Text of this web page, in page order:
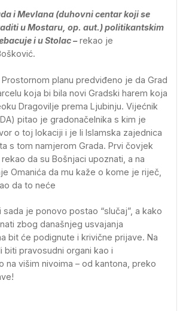
i Mevlana (duhovni centar koji se
u Mostaru, op. aut.) politikantskim
i u Stolac –rekao je
planu predviđeno je da Grad
koja bi bila novi Gradski harem koja
Dragovilje prema Ljubinju. Vijećnik
pitao je gradonačelnika s kim je
o toj lokaciji i je li Islamska zajednica
s tom namjerom Grada. Prvi čovjek
da su Bošnjaci upoznati, a na
Omanića da mu kaže o kome je riječ,
da to neće
sada je ponovo postao “slučaj”, a kako
zbog današnjeg usvajanja
bit će podignute i krivične prijave. Na
biti pravosudni organi kao i
na višim nivoima – od kantona, preko